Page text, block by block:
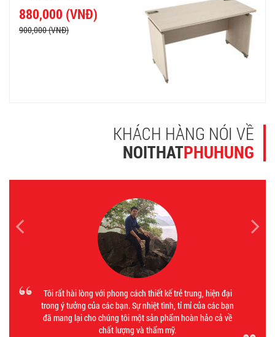
880,000 (VNĐ)
900,000 (VNĐ)
KHÁCH HÀNG NÓI VỀ
NOITHATPHUHUNG
Tôi rất hài lòng với phong cách thiết kế trẻ trung, hiện đại
trong ý tưởng của các bạn. Sự nhiệt tình, tỉ mỉ của các bạn
đã mang lại cho chúng tôi một sản phẩm hoàn hảo cả về
chất lượng và thẩm mỹ.